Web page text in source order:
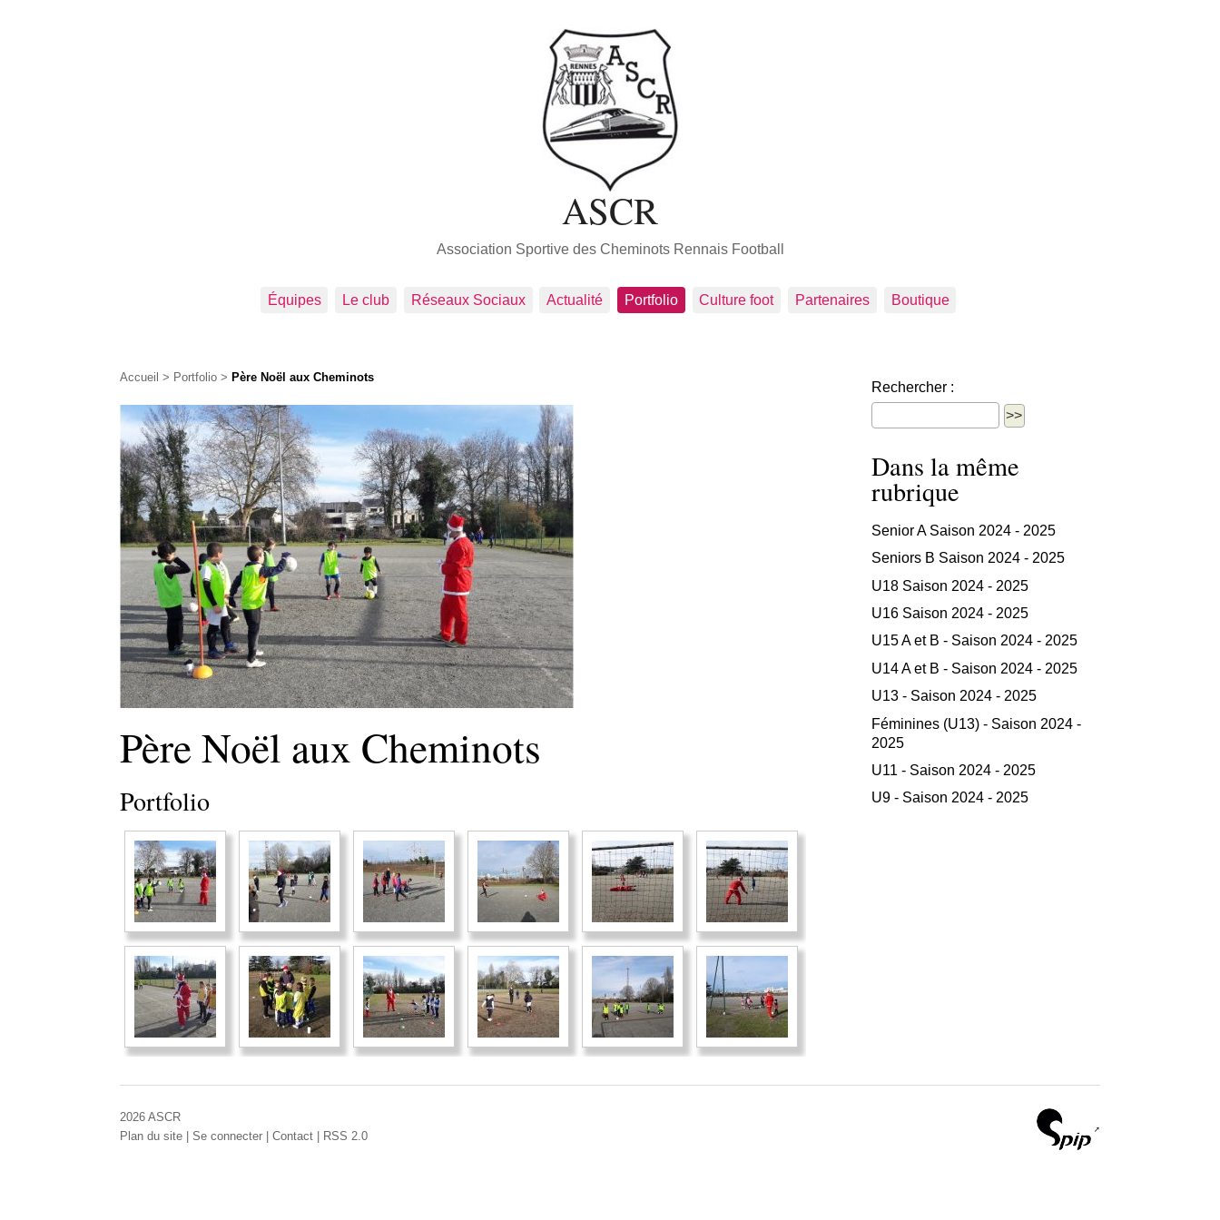
ASCR
Association Sportive des Cheminots Rennais Football
Équipes Le club Réseaux Sociaux Actualité Portfolio Culture foot Partenaires Boutique
Accueil > Portfolio > Père Noël aux Cheminots
Père Noël aux Cheminots
Portfolio
Rechercher :
Dans la même
rubrique
Senior A Saison 2024 - 2025
Seniors B Saison 2024 - 2025
U18 Saison 2024 - 2025
U16 Saison 2024 - 2025
U15 A et B - Saison 2024 - 2025
U14 A et B - Saison 2024 - 2025
U13 - Saison 2024 - 2025
Féminines (U13) - Saison 2024 -
2025
U11 - Saison 2024 - 2025
U9 - Saison 2024 - 2025
2026 ASCR
Plan du site
Se connecter Contact RSS 2.0